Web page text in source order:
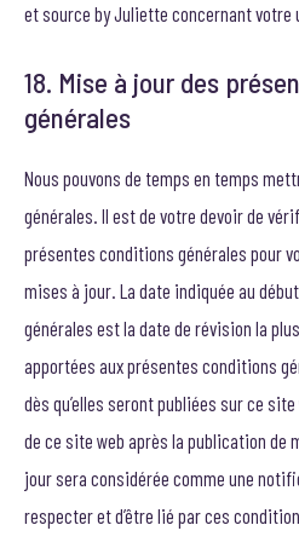
et source by Juliette concernant
18. Mise à jour des
générales
Nous pouvons de temps en temps
générales. Il est de votre devoir de
présentes conditions générales pour
mises à jour. La date indiquée au
générales est la date de révision la
apportées aux présentes conditions
dès qu’elles seront publiées sur ce
de ce site web après la publication de
jour sera considérée comme une
respecter et d’être lié par ces